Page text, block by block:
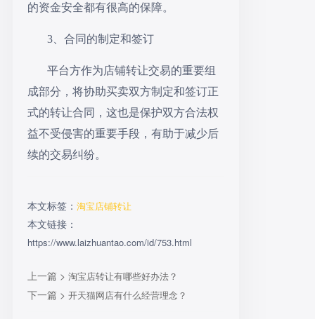
的资金安全都有很高的保障。
3、合同的制定和签订
平台方作为店铺转让交易的重要组
成部分，将协助买卖双方制定和签订正
式的转让合同，这也是保护双方合法权
益不受侵害的重要手段，有助于减少后
续的交易纠纷。
本文标签： 淘宝店铺转让
本文链接：
https://www.laizhuantao.com/id/753.html
上一篇 > 淘宝店转让有哪些好办法？
下一篇 > 开天猫网店有什么经营理念？